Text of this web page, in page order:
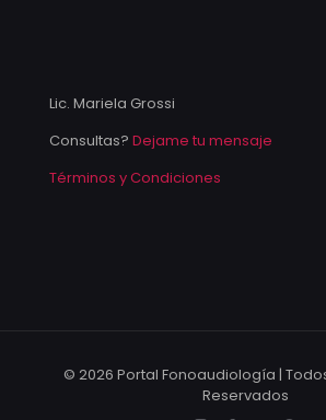
Lic. Mariela Grossi
Consultas? Dejame tu mensaje
Términos y Condiciones
© 2026 Portal Fonoaudiología |
Reservados